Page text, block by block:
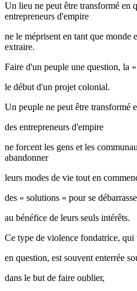
Un lieu ne peut être transformé en
entrepreneurs d'empire
ne le méprisent en tant que monde
extraire.
Faire d'un peuple une question, la
le début d'un projet colonial.
Un peuple ne peut être transformé
des entrepreneurs d'empire
ne forcent les gens et les
abandonner
leurs modes de vie tout en
des « solutions » pour se
au bénéfice de leurs seuls intérêts.
Ce type de violence fondatrice,
en question, est souvent enterrée
dans le but de faire oublier,